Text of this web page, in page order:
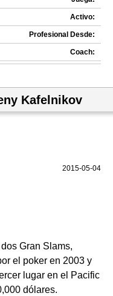
Activo:
Profesional Desde:
Coach:
Kafelnikov
2015-05-04
Gran Slams,
el poker en 2003 y
lugar en el Pacific
dólares.